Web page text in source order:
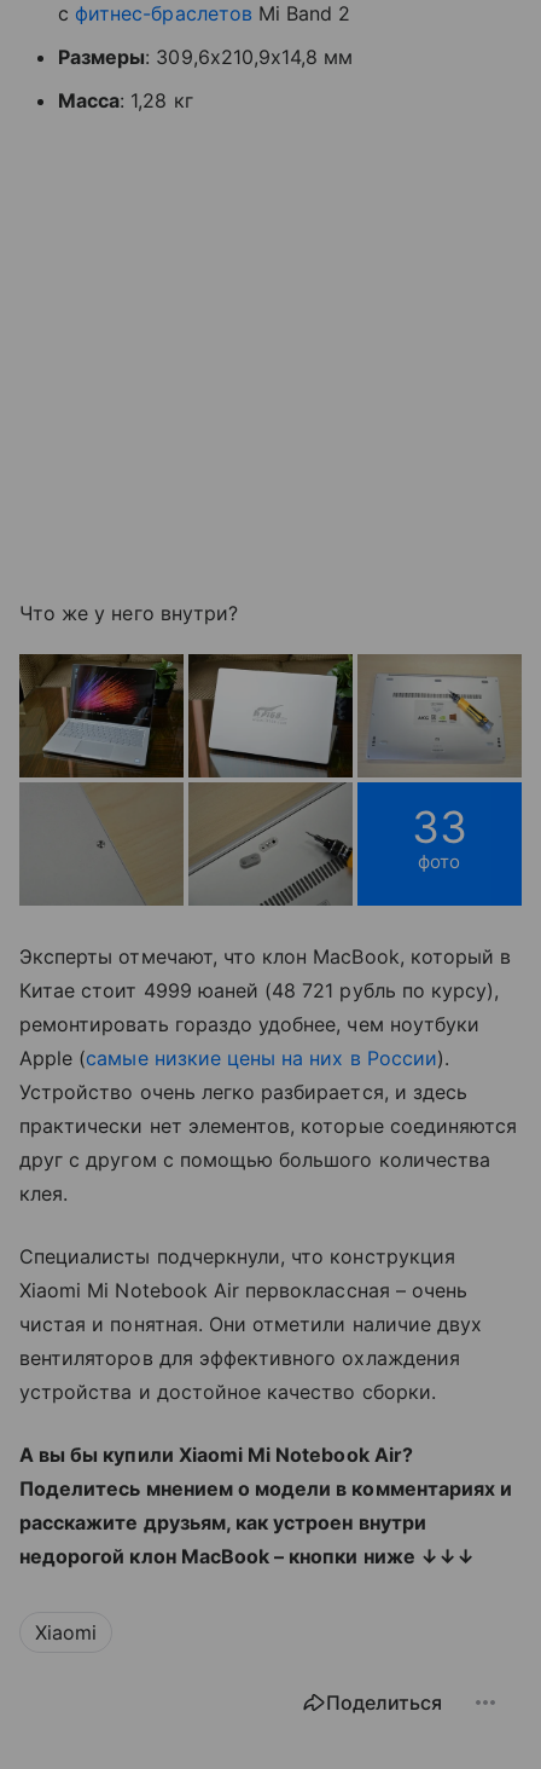
с фитнес-браслетов Mi Band 2
Размеры: 309,6х210,9х14,8 мм
Масса: 1,28 кг
Что же у него внутри?
33
фото
Эксперты отмечают, что клон MacBook, который в
Китае стоит 4999 юаней (48 721 рубль по курсу),
ремонтировать гораздо удобнее, чем ноутбуки
Apple (самые низкие цены на них в России).
Устройство очень легко разбирается, и здесь
практически нет элементов, которые соединяются
друг с другом с помощью большого количества
клея.
Специалисты подчеркнули, что конструкция
Xiaomi Mi Notebook Air первоклассная – очень
чистая и понятная. Они отметили наличие двух
вентиляторов для эффективного охлаждения
устройства и достойное качество сборки.
А вы бы купили Xiaomi Mi Notebook Air?
Поделитесь мнением о модели в комментариях и
расскажите друзьям, как устроен внутри
недорогой клон MacBook – кнопки ниже ↓↓↓
Xiaomi
Поделиться